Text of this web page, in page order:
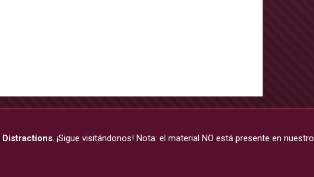
Distractions. ¡Sigue visitándonos! Nota: el material NO está presente en nuestro